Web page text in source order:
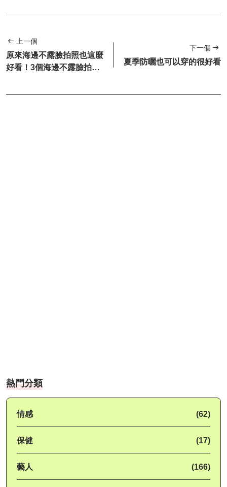
上一個
原來海邊不露臉拍照也這麼
好看！3個海邊不露臉拍照
下一個
夏季防曬也可以穿的很好看
熱門分類
情感 (62)
保健 (17)
藝人 (166)